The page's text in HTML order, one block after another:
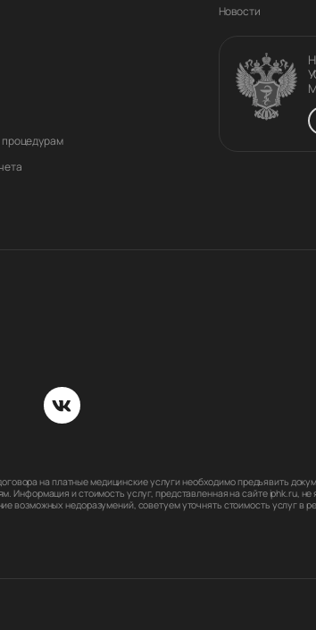
процедурам
Новости
на платные медицинские услуги необходимо предъявить
и стоимость услуг, представленная на сайте iphk.ru,
недоразумений, советуем уточнять стоимость услуг в